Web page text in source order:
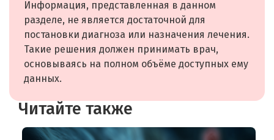
Информация, представленная в данном
разделе, не является достаточной для
постановки диагноза или назначения лечения.
Такие решения должен принимать врач,
основываясь на полном объёме доступных ему
данных.
Читайте также